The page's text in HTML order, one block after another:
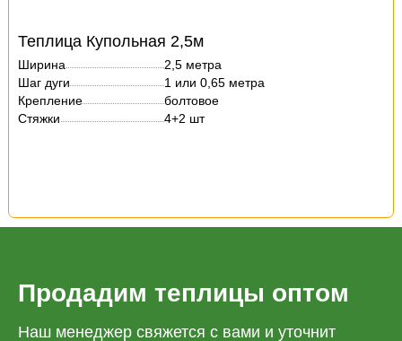
Теплица Купольная 2,5м
Ширина
2,5 метра
Шаг дуги
1 или 0,65 метра
Крепление
болтовое
Стяжки
4+2 шт
Продадим теплицы оптом
Наш менеджер свяжется с вами и уточнит